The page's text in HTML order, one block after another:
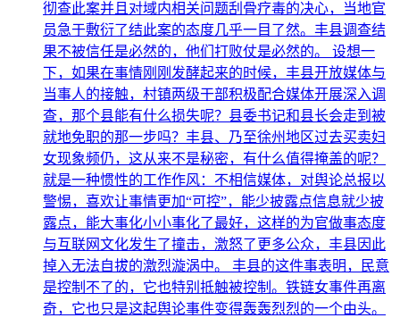
彻查此案并且对域内相关问题刮骨疗毒的决心，当地官
员急于敷衍了结此案的态度几乎一目了然。丰县调查结
果不被信任是必然的，他们打败仗是必然的。 设想一
下，如果在事情刚刚发酵起来的时候，丰县开放媒体与
当事人的接触，村镇两级干部积极配合媒体开展深入调
查，那个县能有什么损失呢？县委书记和县长会走到被
就地免职的那一步吗？丰县、乃至徐州地区过去买卖妇
女现象频仍，这从来不是秘密，有什么值得掩盖的呢？
就是一种惯性的工作作风：不相信媒体，对舆论总报以
警惕，喜欢让事情更加“可控”，能少披露点信息就少披
露点，能大事化小小事化了最好，这样的为官做事态度
与互联网文化发生了撞击，激怒了更多公众，丰县因此
掉入无法自拔的激烈漩涡中。 丰县的这件事表明，民意
是控制不了的，它也特别抵触被控制。铁链女事件再离
奇，它也只是这起舆论事件变得轰轰烈烈的一个由头。